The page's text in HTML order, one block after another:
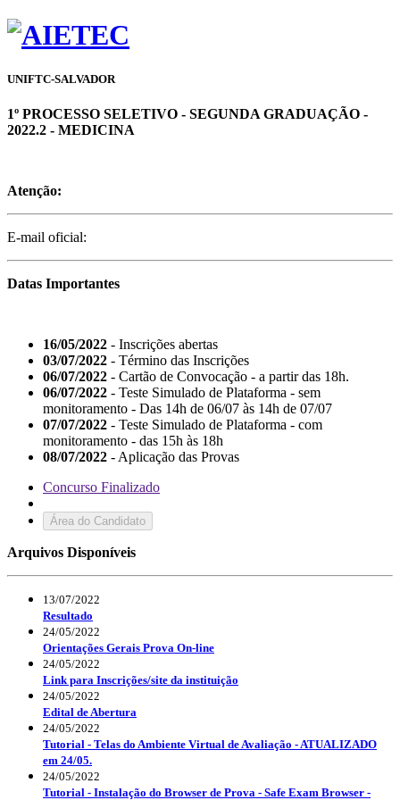
UNIFTC-SALVADOR
1º PROCESSO SELETIVO - SEGUNDA GRADUAÇÃO -
2022.2 - MEDICINA
Atenção:
E-mail oficial:
Datas Importantes
16/05/2022 - Inscrições abertas
03/07/2022 - Término das Inscrições
06/07/2022 - Cartão de Convocação - a partir das 18h.
06/07/2022 - Teste Simulado de Plataforma - sem
monitoramento - Das 14h de 06/07 às 14h de 07/07
07/07/2022 - Teste Simulado de Plataforma - com
monitoramento - das 15h às 18h
08/07/2022 - Aplicação das Provas
Concurso Finalizado
Área do Candidato
Arquivos Disponíveis
13/07/2022
Resultado
24/05/2022
Orientações Gerais Prova On-line
24/05/2022
Link para Inscrições/site da instituição
24/05/2022
Edital de Abertura
24/05/2022
Tutorial - Telas do Ambiente Virtual de Avaliação - ATUALIZADO
em 24/05.
24/05/2022
Tutorial - Instalação do Browser de Prova - Safe Exam Browser -